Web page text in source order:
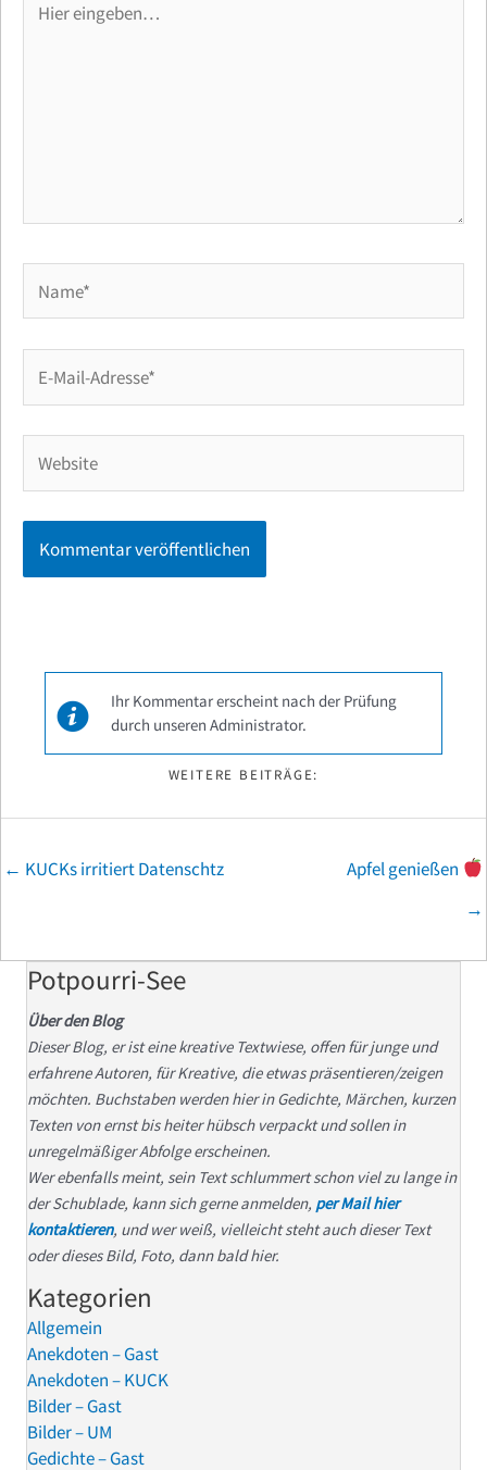
eingeben…
Mail-
Adresse*
Ihr Kommentar erscheint nach der Prüfung
durch unseren Administrator.
WEITERE BEITRÄGE:
Posts
← KUCKs irritiert Datenschtz
Apfel genießen
→
Potpourri-See
Über den Blog
Dieser Blog, er ist eine kreative Textwiese, offen für junge und
erfahrene Autoren, für Kreative, die etwas präsentieren/zeigen
möchten. Buchstaben werden hier in Gedichte, Märchen, kurzen
Texten von ernst bis heiter hübsch verpackt und sollen in
unregelmäßiger Abfolge erscheinen.
Wer ebenfalls meint, sein Text schlummert schon viel zu lange in
der Schublade, kann sich gerne anmelden, per Mail hier
kontaktieren, und wer weiß, vielleicht steht auch dieser Text
oder dieses Bild, Foto, dann bald hier.
Kategorien
Allgemein
Anekdoten – Gast
Anekdoten – KUCK
Bilder – Gast
Bilder – UM
Gedichte – Gast